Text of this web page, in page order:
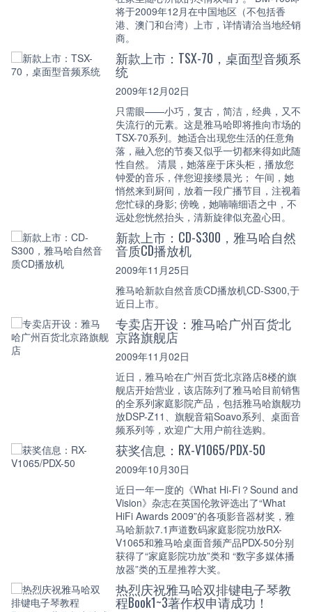
将于2009年12月在中国地区（不包括香
港、澳门和台湾）上市，详情请洽当地经销
商。
新款上市：TSX-70，桌面型音频系
统
2009年12月02日
只需眼——小巧，复古，简洁，经典，又不
失流行的元素。这是雅马哈即将推向市场的
TSX-70系列。她适合出现您生活的任意角
落，融入您的节奏又似乎一切都来得如此随
性自然。 清晨，她落座于床头柜，播放您
钟爱的音乐，伴您迎接缕晨光； 午间，她
悄然来到厨间，放着一段广播节目，注视着
您忙碌的身影; 傍晚，她喃喃细语之中，不
远处您恍然抬头，清新旋律似充盈心田。
新款上市：CD-S300，雅马哈自然
音质CD播放机
2009年11月25日
雅马哈新款自然音质CD播放机CD-S300,于
近日上市。
专卖店开设：雅马哈广州百货北
京路旗舰店
2009年11月02日
近日，雅马哈在广州百货北京路店8楼的旗
舰店开始营业，该店陈列了雅马哈目前销售
的全系列家庭影院产品，包括雅马哈旗舰功
放DSP-Z11、旗舰音箱Soavo系列、桌面音
频系列等，欢迎广大用户前往选购。
获奖信息：RX-V1065/PDX-50
2009年10月30日
近日一年一度的《What Hi-Fi？Sound and
Vision》杂志在英国伦敦评选出了“What
HiFi Awards 2009”的各项影音器材奖，雅
马哈新款7.1声道数码家庭影院功放RX-
V1065和雅马哈桌面音频产品PDX-50分别
获得了“家庭影院功放”类和 “数字多媒体播
放器”类的五星推荐大奖。
热烈庆祝雅马哈双排键电子琴教
程Book1~3著作权申请成功！